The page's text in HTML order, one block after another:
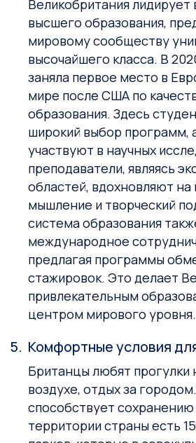
Великобритания лидирует
высшего образования,
мировому сообществу
высочайшего класса. В
заняла первое место в
мире после США по
образования. Здесь
широкий выбор программ,
участвуют в научных
преподаватели, являясь
областей, вдохновляют на
мышление и творческий
система образования
международное
предлагая программы
стажировок. Это делает
привлекательным
центром мирового уровня.
Комфортные условия
Британцы любят прогулки
воздухе, отдых за
способствует
территории страны есть